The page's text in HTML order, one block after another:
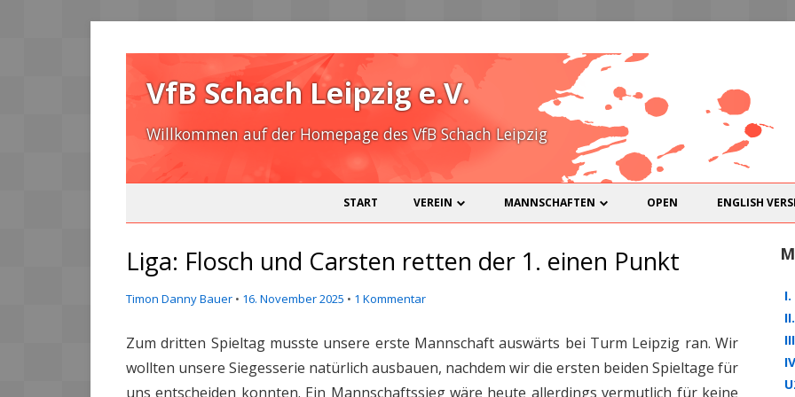
VfB Schach Leipzig e.V.
Willkommen auf der Homepage des VfB Schach Leipzig
START VEREIN
DOWNLOADS
NICHT-SCHACH SKAT
MANNSCHAFTEN
IV. MANNSCHAFT
U20
OPEN ENGLISH
Liga: Flosch und Carsten retten der 1. einen Punkt
Timon Danny Bauer • 16. November 2025 • 1 Kommentar
Zum dritten Spieltag musste unsere erste Mannschaft auswärts bei Turm Leipzig ran. Wir
wollten unsere Siegesserie natürlich ausbauen, nachdem wir die ersten beiden Spieltage für
uns entscheiden konnten. Ein Mannschaftssieg wäre heute allerdings vermutlich für keine